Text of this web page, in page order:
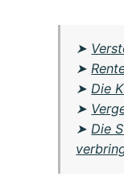
➤
➤
➤Die
➤
➤Die